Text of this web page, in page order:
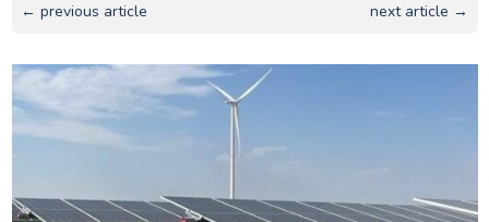
← previous article next article →